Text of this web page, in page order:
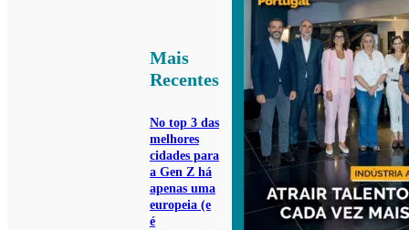
Mais
Recentes
No top 3 das
melhores
cidades para
a Gen Z há
apenas uma
europeia (e
é